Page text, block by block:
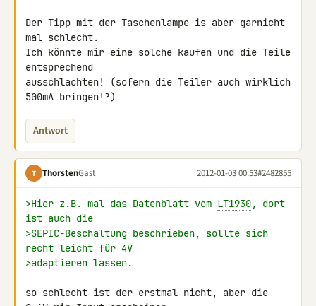
Der Tipp mit der Taschenlampe is aber garnicht
mal schlecht.
Ich könnte mir eine solche kaufen und die Teile
entsprechend
ausschlachten! (sofern die Teiler auch wirklich
500mA bringen!?)
Antwort
T ThorstenGast 2012-01-03 00:53#2482855
>Hier z.B. mal das Datenblatt vom LT1930, dort
ist auch die
>SEPIC-Beschaltung beschrieben, sollte sich
recht leicht für 4V
>adaptieren lassen.
so schlecht ist der erstmal nicht, aber die